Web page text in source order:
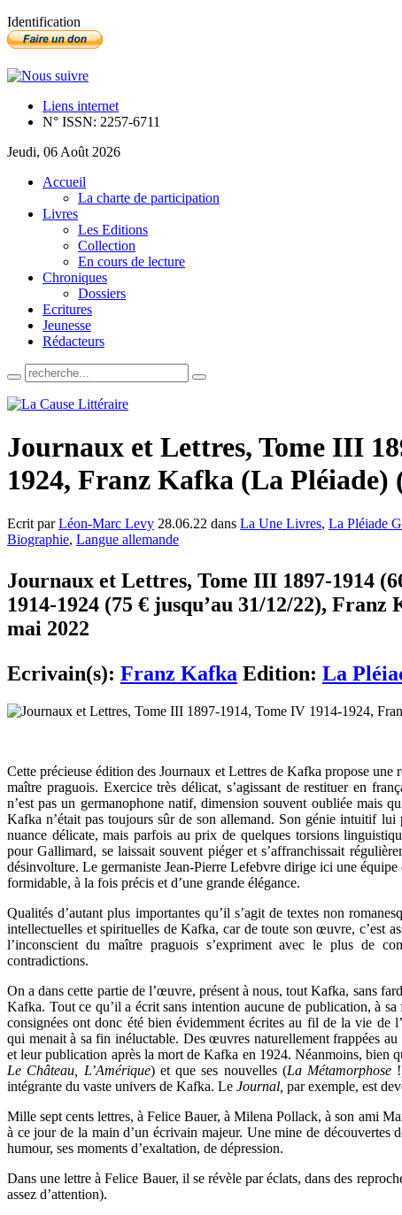
Identification
Liens internet
N° ISSN: 2257-6711
Jeudi, 06 Août 2026
Accueil
La charte de participation
Livres
Les Editions
Collection
En cours de lecture
Chroniques
Dossiers
Ecritures
Jeunesse
Rédacteurs
Journaux et Lettres, Tome III
1924, Franz Kafka (La
Ecrit parLéon-Marc Levy 28.06.22 dans La Une Livres, La Pléiade
Biographie, Langue allemande
Journaux et Lettres, Tome III 1897-1914
1914-1924 (75 € jusqu’au 31/12/22),
mai 2022
Ecrivain(s): Franz Kafka Edition: La
Cette précieuse édition des Journaux et Lettres de Kafka propose
maître praguois. Exercice très délicat, s’agissant de restituer en
n’est pas un germanophone natif, dimension souvent oubliée mais
Kafka n’était pas toujours sûr de son allemand. Son génie intuitif
nuance délicate, mais parfois au prix de quelques torsions
pour Gallimard, se laissait souvent piéger et s’affranchissait
désinvolture. Le germaniste Jean-Pierre Lefebvre dirige ici une
formidable, à la fois précis et d’une grande élégance.
Qualités d’autant plus importantes qu’il s’agit de textes non
intellectuelles et spirituelles de Kafka, car de toute son œuvre, c’est
l’inconscient du maître praguois s’expriment avec le plus de
contradictions.
On a dans cette partie de l’œuvre, présent à nous, tout Kafka, sans
Kafka. Tout ce qu’il a écrit sans intention aucune de publication, à
consignées ont donc été bien évidemment écrites au fil de la vie de
qui menait à sa fin inéluctable. Des œuvres naturellement frappées
et leur publication après la mort de Kafka en 1924. Néanmoins, bien
Le Château, L’Amérique) et que ses nouvelles (La Métamorphose
intégrante du vaste univers de Kafka. Le Journal, par exemple, est
Mille sept cents lettres, à Felice Bauer, à Milena Pollack, à son ami
à ce jour de la main d’un écrivain majeur. Une mine de découvertes
humour, ses moments d’exaltation, de dépression.
Dans une lettre à Felice Bauer, il se révèle par éclats, dans des
assez d’attention).